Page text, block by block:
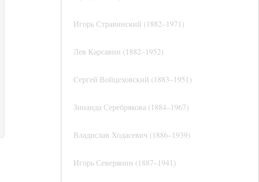
Игорь Стравинский (1882–1971)
Лев Карсавин (1882–1952)
Cергей Войцеховский (1883–1951)
Зинаида Серебрякова (1884–1967)
Владислав Ходасевич (1886–1939)
Игорь Северянин (1887–1941)